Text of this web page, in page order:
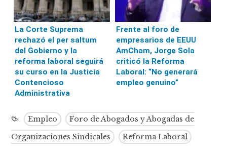
La Corte Suprema
rechazó el per saltum
del Gobierno y la
reforma laboral seguirá
su curso en la Justicia
Contencioso
Administrativa
Frente al foro de
empresarios de EEUU
AmCham, Jorge Sola
criticó la Reforma
Laboral: “No generará
empleo genuino”
Empleo
Foro de Abogados y Abogadas de
Organizaciones Sindicales
Reforma Laboral